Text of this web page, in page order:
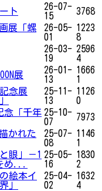
ト
26-07-
15
3768
展「螺
26-05-
01
1223
8
26-03-
19
2596
4
展
26-01-
13
1666
1
念展
25-11-
13
1126
0
念「千年 25-10-
07
7973
かれた
25-07-
08
1146
1
眼」－1
め...
25-05-
16
1830
2
絵本イ
」
25-04-
02
1632
4